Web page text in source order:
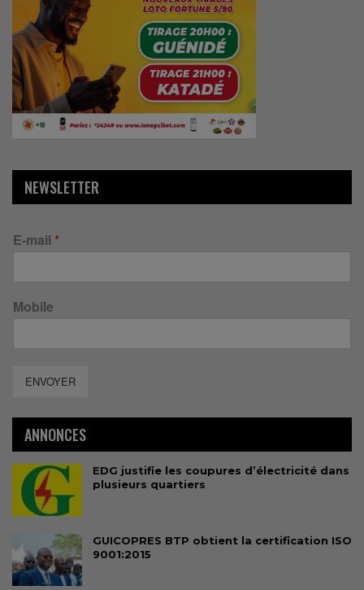
NEWSLETTER
E-mail *
Mobile
ENVOYER
ANNONCES
EDG justifie les coupures d’électricité dans
plusieurs quartiers
GUICOPRES BTP obtient la certification ISO
9001:2015